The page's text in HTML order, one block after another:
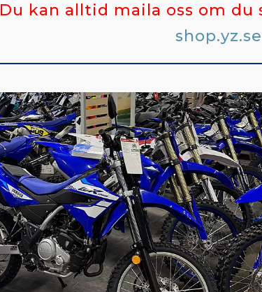
Du kan alltid maila oss om
shop.yz.se